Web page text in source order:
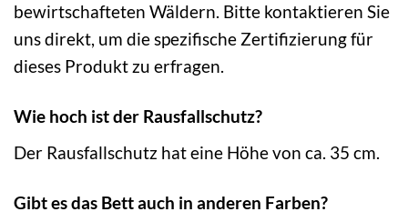
bewirtschafteten Wäldern. Bitte kontaktieren Sie
uns direkt, um die spezifische Zertifizierung für
dieses Produkt zu erfragen.
Wie hoch ist der Rausfallschutz?
Der Rausfallschutz hat eine Höhe von ca. 35 cm.
Gibt es das Bett auch in anderen Farben?